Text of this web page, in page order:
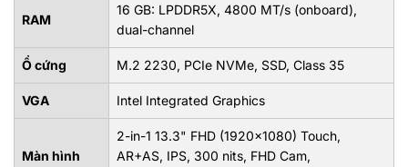
RAM
16 GB: LPDDR5X, 4800 MT/s (onboard),
dual-channel
Ổ cứng M.2 2230, PCIe NVMe, SSD, Class 35
VGA Intel Integrated Graphics
Màn hình
2-in-1 13.3" FHD (1920x1080) Touch,
AR+AS, IPS, 300 nits, FHD Cam,